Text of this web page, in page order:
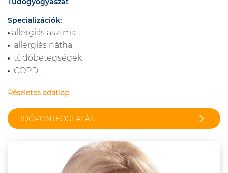
Specializációk:
allergiás asztma
allergiás nátha
tüdőbetegségek
COPD
Részletes adatlap
IDŐPONTFOGLALÁS